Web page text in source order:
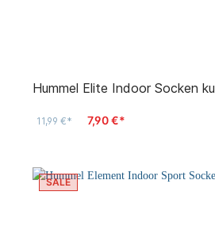
Hummel Elite Indoor Socken
11,99 €* 7,90 €*
SALE